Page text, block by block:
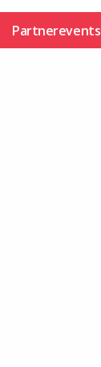
Partnerevents